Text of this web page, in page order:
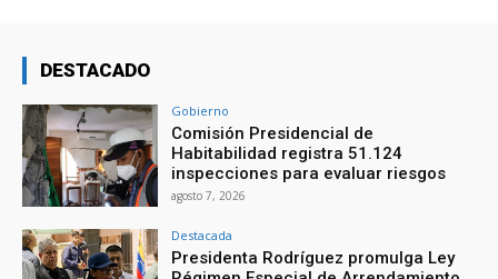
DESTACADO
Gobierno
Comisión Presidencial de
Habitabilidad registra 51.124
inspecciones para evaluar riesgos
agosto 7, 2026
Destacada
Presidenta Rodríguez promulga Ley